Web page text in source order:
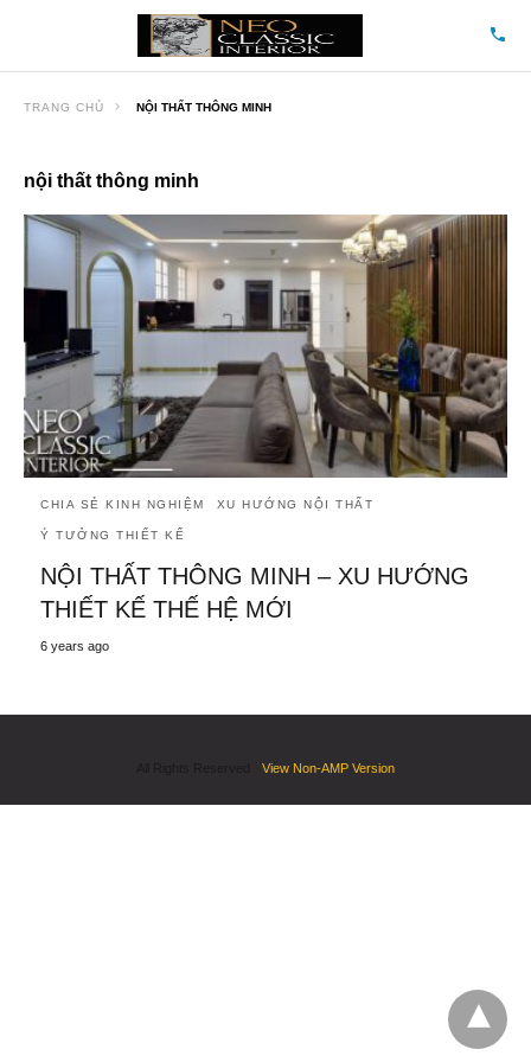
TRANG CHỦ NỘI THẤT THÔNG MINH
nội thất thông minh
CHIA SẺ KINH NGHIỆM XU HƯỚNG NỘI THẤT
Ý TƯỞNG THIẾT KẾ
NỘI THẤT THÔNG MINH – XU HƯỚNG
THIẾT KẾ THẾ HỆ MỚI
6 years ago
View Non-AMP Version